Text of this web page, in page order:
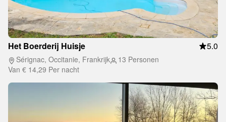
Het Boerderij Huisje 5.0
Sérignac, Occitanie, Frankrijk
13 Personen
Van € 14,29 Per nacht